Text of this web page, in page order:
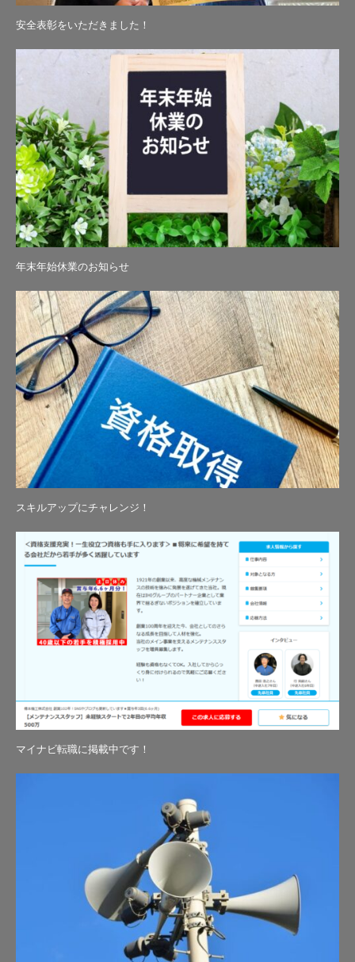
安全表彰をいただきました！
年末年始休業のお知らせ
スキルアップにチャレンジ！
マイナビ転職に掲載中です！